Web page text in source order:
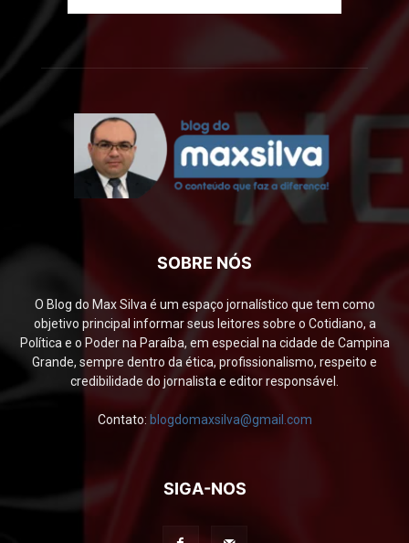
SOBRE NÓS
O Blog do Max Silva é um espaço jornalístico que tem como
objetivo principal informar seus leitores sobre o Cotidiano, a
Política e o Poder na Paraíba, em especial na cidade de Campina
Grande, sempre dentro da ética, profissionalismo, respeito e
credibilidade do jornalista e editor responsável.
Contato: blogdomaxsilva@gmail.com
SIGA-NOS